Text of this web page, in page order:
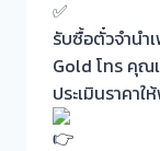
รับซื้อตั๋วจำนำ
Gold โทร คุณ
ประเมินราคา